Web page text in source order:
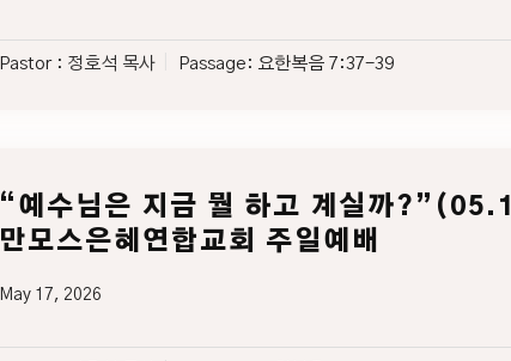
Pastor : 정호석 목사 Passage: 요한복음 7:37-39
“예수님은 지금 뭘 하고 계실까
만모스은혜연합교회 주일예배
May 17, 2026